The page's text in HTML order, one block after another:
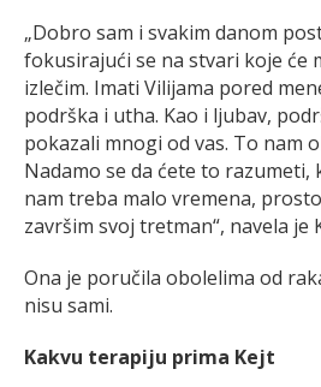
„Dobro sam i svakim danom
fokusirajući se na stvari koje će
izlečim. Imati Vilijama pored
podrška i utha. Kao i ljubav,
pokazali mnogi od vas. To nam
Nadamo se da ćete to razumeti,
nam treba malo vremena,
završim svoj tretman“, navela je
Ona je poručila obolelima od
nisu sami.
Kakvu terapiju prima Kejt